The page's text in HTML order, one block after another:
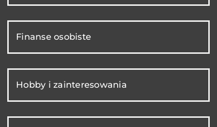
Finanse osobiste
Hobby i zainteresowania